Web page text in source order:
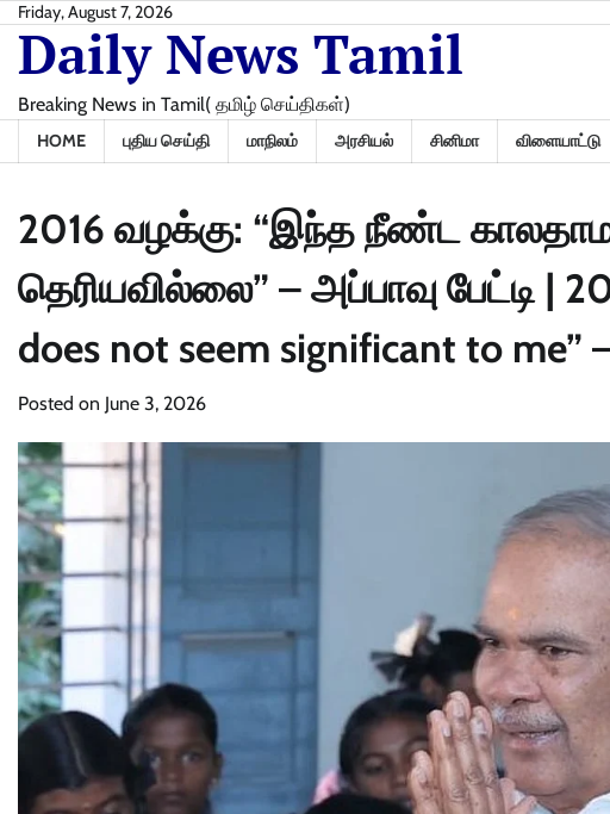
Skip
content
Friday, August 7, 2026
Daily News Tamil
Breaking News in Tamil( தமிழ் செய்திகள்)
HOME புதிய செய்தி மாநிலம் அரசியல் சினிமா விளையாட்டு
2016 வழக்கு: “இந்த நீண்ட
தெரியவில்லை” – அப்பாவு பேட்டி |
does not seem significant to me”
Posted on June 3, 2026